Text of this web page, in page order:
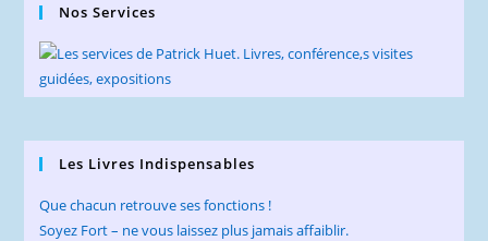
Nos Services
Les Livres Indispensables
Que chacun retrouve ses fonctions !
Soyez Fort – ne vous laissez plus jamais affaiblir.